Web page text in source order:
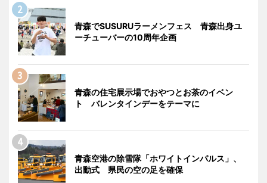
青森でSUSURUラーメンフェス 青森出身ユ
ーチューバーの10周年企画
青森の住宅展示場でおやつとお茶のイベン
ト バレンタインデーをテーマに
青森空港の除雪隊「ホワイトインパルス」、
出動式 県民の空の足を確保